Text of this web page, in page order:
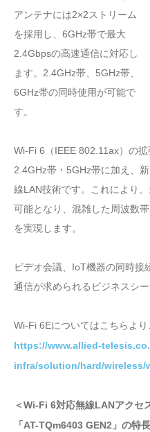
アンテナには2×2ストリーム
を採用し、6GHz帯で最大
2.4Gbpsの高速通信に対応し
ます。2.4GHz帯、5GHz帯、
6GHz帯の同時使用が可能で
す。
Wi-Fi 6（IEEE 802.11ax）の
2.4GHz帯・5GHz帯に加え、
線LAN技術です。これにより
可能となり、混雑した周波数
を実現します。
ビデオ会議、IoT機器の同時接
通信が求められるビジネスシー
Wi-Fi 6Eについてはこちらより
https://www.allied-
infra/solution/hard/wireless/
＜Wi-Fi 6対応無線LANアクセ
「AT-TQm6403 GEN2」の特